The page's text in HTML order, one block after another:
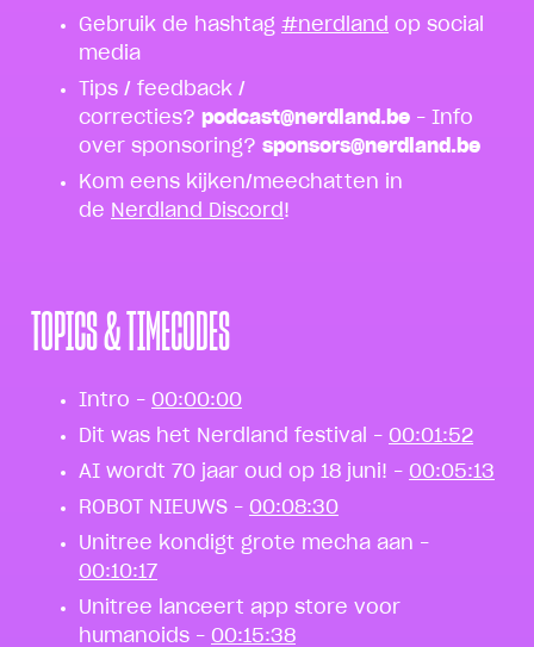
Gebruik de hashtag #nerdland op social
media
Tips / feedback /
correcties? podcast@nerdland.be – Info
over sponsoring? sponsors@nerdland.be
Kom eens kijken/meechatten in
de Nerdland Discord!
TOPICS & TIMECODES
Intro – 00:00:00
Dit was het Nerdland festival – 00:01:52
AI wordt 70 jaar oud op 18 juni! – 00:05:13
ROBOT NIEUWS – 00:08:30
Unitree kondigt grote mecha aan –
00:10:17
Unitree lanceert app store voor
humanoids – 00:15:38